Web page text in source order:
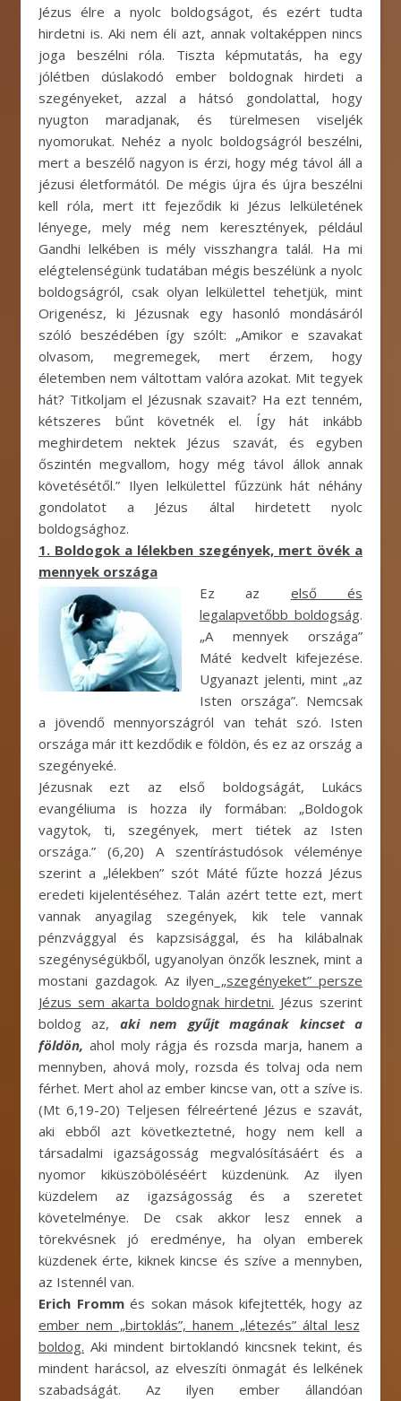
Jézus élre a nyolc boldogságot, és ezért tudta
hirdetni is. Aki nem éli azt, annak voltaképpen nincs
joga beszélni róla. Tiszta képmutatás, ha egy
jólétben dúslakodó ember boldognak hirdeti a
szegényeket, azzal a hátsó gondolattal, hogy
nyugton maradjanak, és türelmesen viseljék
nyomorukat. Nehéz a nyolc boldogságról beszélni,
mert a beszélő nagyon is érzi, hogy még távol áll a
jézusi életformától. De mégis újra és újra beszélni
kell róla, mert itt fejeződik ki Jézus lelkületének
lényege, mely még nem keresztények, például
Gandhi lelkében is mély visszhangra talál. Ha mi
elégtelenségünk tudatában mégis beszélünk a nyolc
boldogságról, csak olyan lelkülettel tehetjük, mint
Origenész, ki Jézusnak egy hasonló mondásáról
szóló beszédében így szólt: „Amikor e szavakat
olvasom, megremegek, mert érzem, hogy
életemben nem váltottam valóra azokat. Mit tegyek
hát? Titkoljam el Jézusnak szavait? Ha ezt tenném,
kétszeres bűnt követnék el. Így hát inkább
meghirdetem nektek Jézus szavát, és egyben
őszintén megvallom, hogy még távol állok annak
követésétől.” Ilyen lelkülettel fűzzünk hát néhány
gondolatot a Jézus által hirdetett nyolc
boldogsághoz.
1. Boldogok a lélekben szegények, mert övék a
mennyek országa
Ez az első és
legalapvetőbb boldogság.
„A mennyek országa”
Máté kedvelt kifejezése.
Ugyanazt jelenti, mint „az
Isten országa”. Nemcsak
a jövendő mennyországról van tehát szó. Isten
országa már itt kezdődik e földön, és ez az ország a
szegényeké.
Jézusnak ezt az első boldogságát, Lukács
evangéliuma is hozza ily formában: „Boldogok
vagytok, ti, szegények, mert tiétek az Isten
országa.” (6,20) A szentírástudósok véleménye
szerint a „lélekben” szót Máté fűzte hozzá Jézus
eredeti kijelentéséhez. Talán azért tette ezt, mert
vannak anyagilag szegények, kik tele vannak
pénzvággyal és kapzsisággal, és ha kilábalnak
szegénységükből, ugyanolyan önzők lesznek, mint a
mostani gazdagok. Az ilyen „szegényeket” persze
Jézus sem akarta boldognak hirdetni. Jézus szerint
boldog az, aki nem gyűjt magának kincset a
földön, ahol moly rágja és rozsda marja, hanem a
mennyben, ahová moly, rozsda és tolvaj oda nem
férhet. Mert ahol az ember kincse van, ott a szíve is.
(Mt 6,19-20) Teljesen félreértené Jézus e szavát,
aki ebből azt következtetné, hogy nem kell a
társadalmi igazságosság megvalósításáért és a
nyomor kiküszöböléséért küzdenünk. Az ilyen
küzdelem az igazságosság és a szeretet
követelménye. De csak akkor lesz ennek a
törekvésnek jó eredménye, ha olyan emberek
küzdenek érte, kiknek kincse és szíve a mennyben,
az Istennél van.
Erich Frommés sokan mások kifejtették, hogy az
ember nem „birtoklás”, hanem „létezés” által lesz
boldog. Aki mindent birtoklandó kincsnek tekint, és
mindent harácsol, az elveszíti önmagát és lelkének
szabadságát. Az ilyen ember állandóan